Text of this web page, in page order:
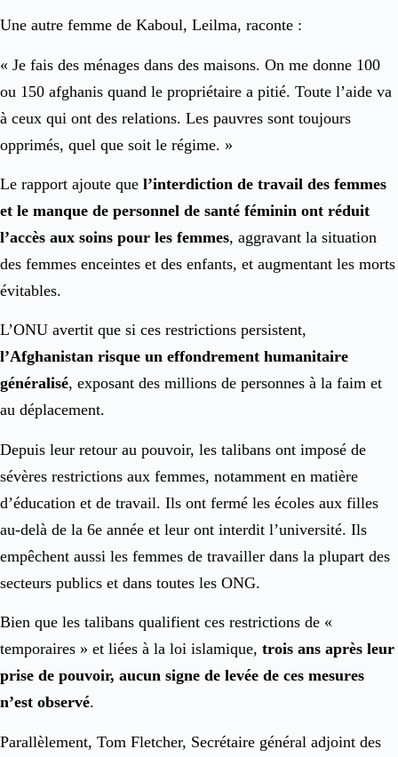
Une autre femme de Kaboul, Leilma, raconte :
« Je fais des ménages dans des maisons. On me donne 100
ou 150 afghanis quand le propriétaire a pitié. Toute l’aide va
à ceux qui ont des relations. Les pauvres sont toujours
opprimés, quel que soit le régime. »
Le rapport ajoute que l’interdiction de travail des femmes
et le manque de personnel de santé féminin ont réduit
l’accès aux soins pour les femmes, aggravant la situation
des femmes enceintes et des enfants, et augmentant les morts
évitables.
L’ONU avertit que si ces restrictions persistent,
l’Afghanistan risque un effondrement humanitaire
généralisé, exposant des millions de personnes à la faim et
au déplacement.
Depuis leur retour au pouvoir, les talibans ont imposé de
sévères restrictions aux femmes, notamment en matière
d’éducation et de travail. Ils ont fermé les écoles aux filles
au-delà de la 6e année et leur ont interdit l’université. Ils
empêchent aussi les femmes de travailler dans la plupart des
secteurs publics et dans toutes les ONG.
Bien que les talibans qualifient ces restrictions de «
temporaires » et liées à la loi islamique, trois ans après leur
prise de pouvoir, aucun signe de levée de ces mesures
n’est observé.
Parallèlement, Tom Fletcher, Secrétaire général adjoint des